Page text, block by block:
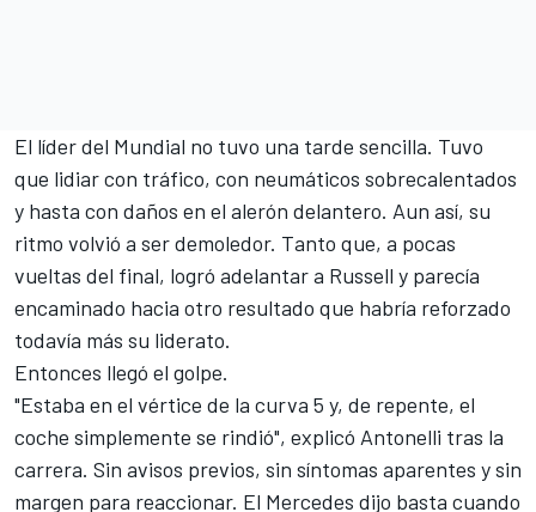
El líder del Mundial no tuvo una tarde sencilla. Tuvo
que lidiar con tráfico, con neumáticos sobrecalentados
y hasta con daños en el alerón delantero. Aun así, su
ritmo volvió a ser demoledor. Tanto que, a pocas
vueltas del final, logró adelantar a Russell y parecía
encaminado hacia otro resultado que habría reforzado
todavía más su liderato.
Entonces llegó el golpe.
"Estaba en el vértice de la curva 5 y, de repente, el
coche simplemente se rindió", explicó Antonelli tras la
carrera. Sin avisos previos, sin síntomas aparentes y sin
margen para reaccionar. El Mercedes dijo basta cuando